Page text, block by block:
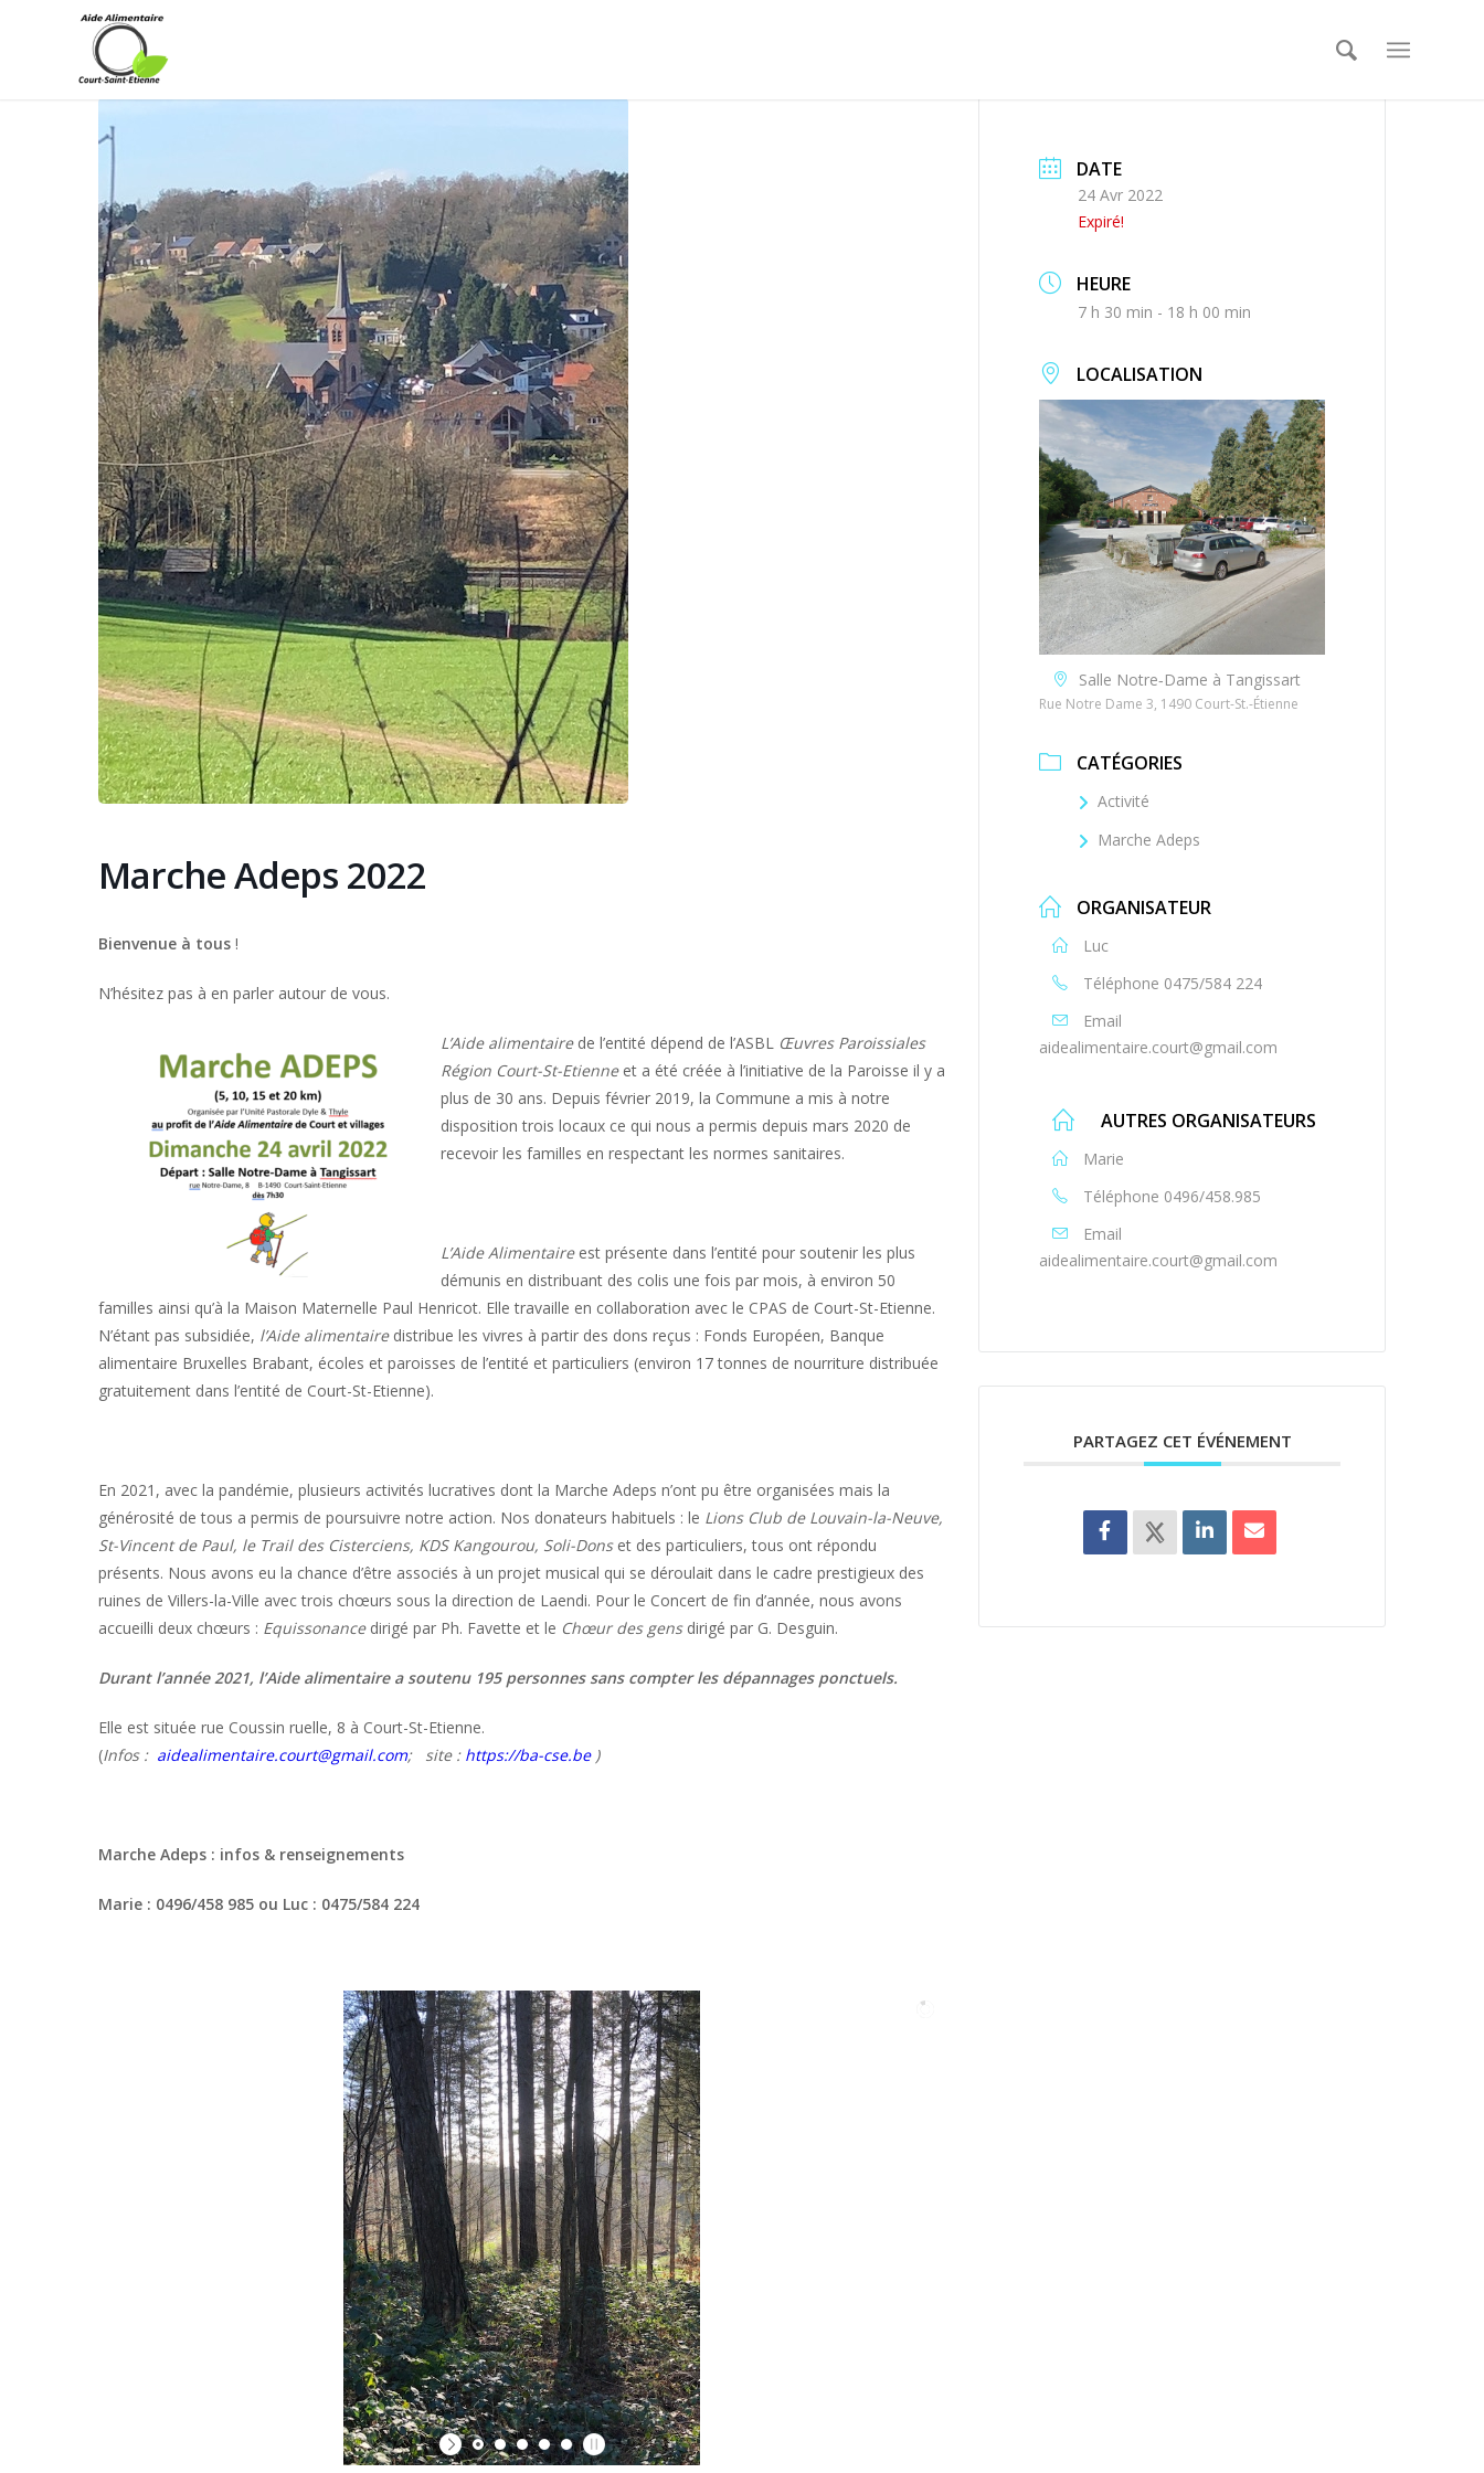
Marche Adeps 2022
Bienvenue à tous !
N’hésitez pas à en parler autour de vous.
L’Aide alimentairede l’entité dépend de l’ASBL Œuvres Paroissiales
Région Court-St-Etienneet a été créée à l’initiative de la Paroisse il y a
plus de 30 ans. Depuis février 2019, la Commune a mis à notre
disposition trois locaux ce qui nous a permis depuis mars 2020 de
recevoir les familles en respectant les normes sanitaires.
L’Aide Alimentaireest présente dans l’entité pour soutenir les plus
démunis en distribuant des colis une fois par mois, à environ 50
familles ainsi qu’à la Maison Maternelle Paul Henricot. Elle travaille en collaboration avec le CPAS de Court-St-Etienne.
N’étant pas subsidiée, l’Aide alimentairedistribue les vivres à partir des dons reçus : Fonds Européen, Banque
alimentaire Bruxelles Brabant, écoles et paroisses de l’entité et particuliers (environ 17 tonnes de nourriture distribuée
gratuitement dans l’entité de Court-St-Etienne).
En 2021, avec la pandémie, plusieurs activités lucratives dont la Marche Adeps n’ont pu être organisées mais la
générosité de tous a permis de poursuivre notre action. Nos donateurs habituels : le Lions Club de Louvain-la-Neuve,
St-Vincent de Paul, le Trail des Cisterciens, KDS Kangourou, Soli-Dons et des particuliers, tous ont répondu
présents. Nous avons eu la chance d’être associés à un projet musical qui se déroulait dans le cadre prestigieux des
ruines de Villers-la-Ville avec trois chœurs sous la direction de Laendi. Pour le Concert de fin d’année, nous avons
accueilli deux chœurs : Equissonancedirigé par Ph. Favette et le Chœur des gensdirigé par G. Desguin.
Durant l’année 2021, l’Aide alimentaire a soutenu 195 personnes sans compter les dépannages ponctuels.
Elle est située rue Coussin ruelle, 8 à Court-St-Etienne.
(Infos : aidealimentaire.court@gmail.com; site : https://ba-cse.be)
Marche Adeps : infos & renseignements
Marie : 0496/458 985 ou Luc : 0475/584 224
DATE
24 Avr 2022
Expiré!
HEURE
7 h 30 min - 18 h 00 min
LOCALISATION
Salle Notre‐Dame à Tangissart
Rue Notre Dame 3, 1490 Court-St.-Étienne
CATÉGORIES
Activité
Marche Adeps
ORGANISATEUR
Luc
Téléphone 0475/584 224
Email
aidealimentaire.court@gmail.com
AUTRES ORGANISATEURS
Marie
Téléphone 0496/458.985
Email
aidealimentaire.court@gmail.com
PARTAGEZ CET ÉVÉNEMENT